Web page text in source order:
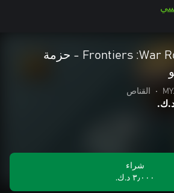
War Robots:‏ Frontiers - حزمة
• القناص
شراء
٣٫٠٠٠ د.ك.‏